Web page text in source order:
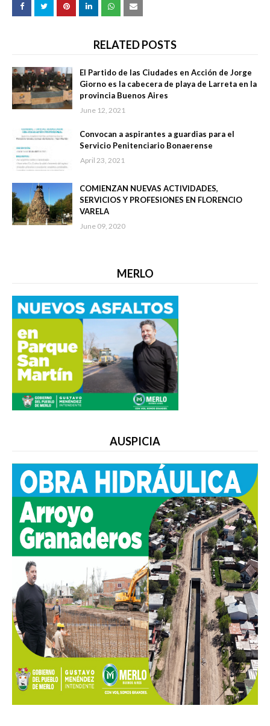
RELATED POSTS
El Partido de las Ciudades en Acción de Jorge
Giorno es la cabecera de playa de Larreta en la
provincia Buenos Aires
June 12, 2021
Convocan a aspirantes a guardias para el
Servicio Penitenciario Bonaerense
April 23, 2021
COMIENZAN NUEVAS ACTIVIDADES,
SERVICIOS Y PROFESIONES EN FLORENCIO
VARELA
June 09, 2020
MERLO
AUSPICIA